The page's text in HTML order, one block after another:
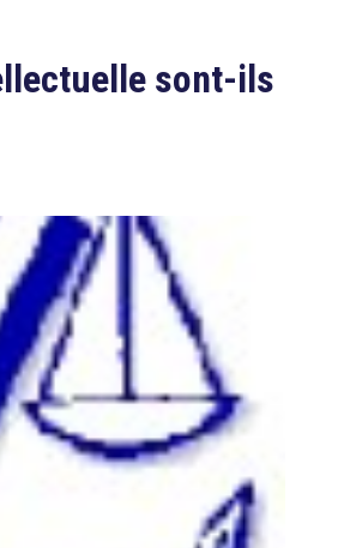
sont-ils